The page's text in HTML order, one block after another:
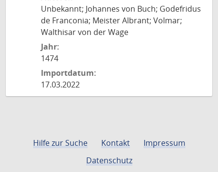
Unbekannt; Johannes von Buch; Godefridus
de Franconia; Meister Albrant; Volmar;
Walthisar von der Wage
Jahr:
1474
Importdatum:
17.03.2022
Hilfe zur Suche Kontakt
Impressum
Datenschutz